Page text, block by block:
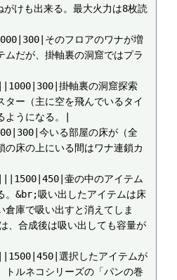
けも出来る。最大火力は8枚読
そのフロアのワナが増
ムだが、掛軸裏の洞窟ではプラ
掛軸裏の洞窟探索
ター（主に空を飛んでいるタイ
ようになる。|
今いる部屋の床が（全
の床の上にいる間はワナ連鎖カ
壷の中のアイテム
。&br;吸い出したアイテムは床
倉庫で吸い出すと消えてしま
、合成後は吸い出しても容量が
選択したアイテムが
トルネコシリーズの「パンの巻